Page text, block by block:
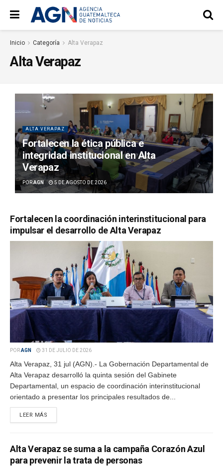
Inicio Categoría Alta Verapaz
Alta Verapaz
ALTA VERAPAZ
Fortalecen la ética pública e
integridad institucional en Alta
Verapaz
PORAGN 5 DE AGOSTO DE 2026
Fortalecen la coordinación interinstitucional para
impulsar el desarrollo de Alta Verapaz
PORAGN 31 DE JULIO DE 2026
Alta Verapaz, 31 jul (AGN).- La Gobernación Departamental de
Alta Verapaz desarrolló la quinta sesión del Gabinete
Departamental, un espacio de coordinación interinstitucional
orientado a presentar los principales resultados de...
LEER MÁS
Alta Verapaz se suma a la campaña Corazón Azul
para prevenir la trata de personas